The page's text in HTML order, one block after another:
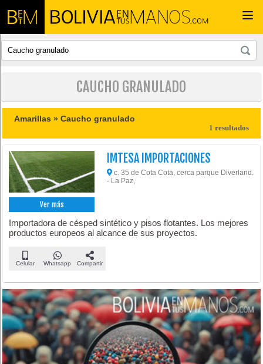
CAUCHO GRANULADO
Amarillas »Caucho granulado
1 resultados
Ver más
IMTESA IMPORTACIONES
c. 35 de Cota Cota, cerca parque Diverland.
- La Paz,
Importadora de césped sintético y pisos flotantes. Los mejores
productos europeos al alcance de sus proyectos.
Celular Whatsapp Compartir